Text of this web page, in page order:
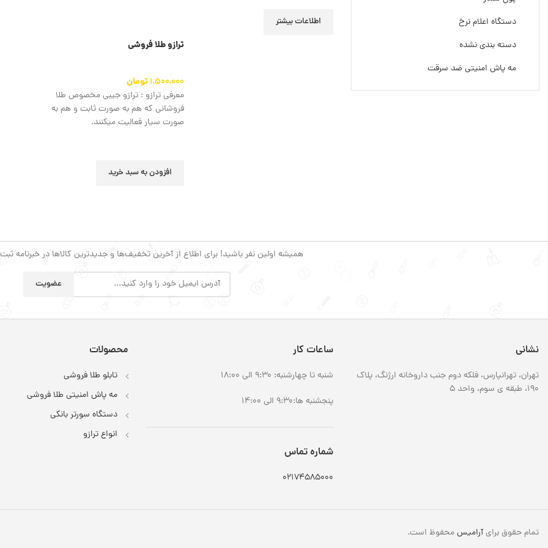
دستگاه اعلام نرخ
دسته بندی نشده
مه پاش امنیتی ضد سرقت
اطلاعات بیشتر
ترازو طلا فروشی
1,500,000 تومان
معرفی ترازو : ترازو جیبی مخصوص طلا
فروشانی که هم به صورت ثابت و هم به
صورت سیار فعالیت میکنند.
افزودن به سبد خرید
همیشه اولین نفر باشید! برای اطلاع از آخرین تخفیف‌ها و جدیدترین کالاها در خبرنامه
نشانی
تهران، تهرانپارس، فلکه دوم جنب داروخانه ارژنگ، پلاک
190، طبقه ی سوم، واحد 5
ساعات کار
شنبه تا چهارشنبه: 9:30 الی 18:00
پنجشنبه ها:9:30 الی 14:00
شماره تماس
02174585000
محصولات
تابلو طلا فروشی
مه پاش امنیتی طلا فروشی
دستگاه سورتر بانکی
انواع ترازو
تمام حقوق برایآرامیسمحفوظ است.